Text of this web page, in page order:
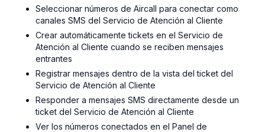
Seleccionar números de Aircall para conectar como
canales SMS del Servicio de Atención al Cliente
Crear automáticamente tickets en el Servicio de
Atención al Cliente cuando se reciben mensajes
entrantes
Registrar mensajes dentro de la vista del ticket del
Servicio de Atención al Cliente
Responder a mensajes SMS directamente desde un
ticket del Servicio de Atención al Cliente
Ver los números conectados en el Panel de